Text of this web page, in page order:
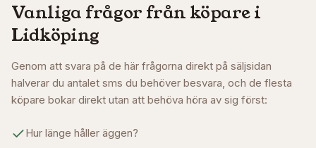
Vanliga frågor från köpare i
Lidköping
Genom att svara på de här frågorna direkt på säljsidan
halverar du antalet sms du behöver besvara, och de flesta
köpare bokar direkt utan att behöva höra av sig först:
Hur länge håller äggen?